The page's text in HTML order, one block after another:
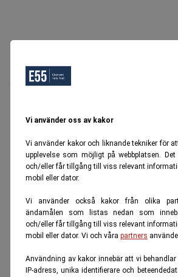
Vi använder oss av kakor
Vi använder kakor och liknande tekniker för
upplevelse som möjligt på webbplatsen.
och/eller får tillgång till viss relevant
mobil eller dator.
Vi använder också kakor från olika
ändamålen som listas nedan som
och/eller får tillgång till viss relevant
mobil eller dator. Vi och våra partners
Användning av kakor innebär att vi
IP-adress, unika identifierare och
Oops, Ett fel inträffade.